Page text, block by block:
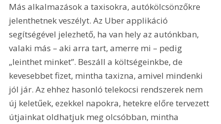
Más alkalmazások a taxisokra, autókölcsönzőkre
jelenthetnek veszélyt. Az Uber applikáció
segítségével jelezhető, ha van hely az autónkban,
valaki más – aki arra tart, amerre mi – pedig
„leinthet minket”. Beszáll a költségeinkbe, de
kevesebbet fizet, mintha taxizna, amivel mindenki
jól jár. Az ehhez hasonló telekocsi rendszerek nem
új keletűek, ezekkel napokra, hetekre előre tervezett
útjainkat oldhatjuk meg olcsóbban, mintha